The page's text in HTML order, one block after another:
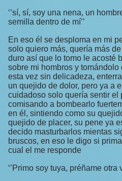
‘’sí, sí, soy una nena, un
semilla dentro de mí’’
En eso él se desploma en mi
solo quiero más, quería más
duro así que lo tomo le acosté
sobre mi hombros y
esta vez sin delicadeza,
un quejido de dolor, pero ya a
cuidadoso solo quería sentir el
comisando a bombearlo
en él, sintiendo como su
quejido de placer, su pene ya
decido masturbarlos mientas
bruscos, en eso le digo si
cual el me responde
‘’Primo soy tuya, préñame otra